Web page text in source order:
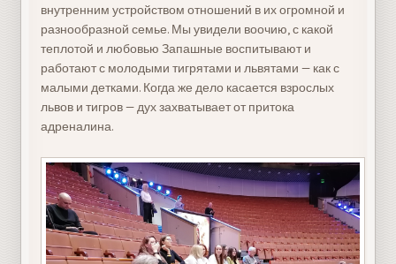
внутренним устройством отношений в их огромной и
разнообразной семье. Мы увидели воочию, с какой
теплотой и любовью Запашные воспитывают и
работают с молодыми тигрятами и львятами — как с
малыми детками. Когда же дело касается взрослых
львов и тигров — дух захватывает от притока
адреналина.